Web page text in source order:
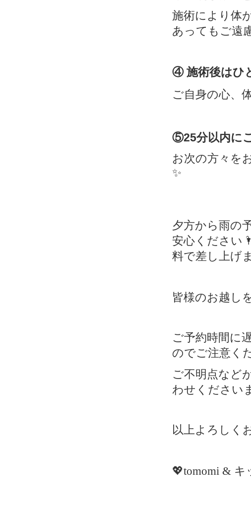
施術により体
あってもご遠
④施術後はひ
ご自身の心、
⑤25分以内に
お次の方々を
✨
夕方から雨の
安心ください
料で差し上げ
皆様のお越し
ご予約時間に
のでご注意く
ご不明点など
わせください
以上よろしく
💖tomomi & キ